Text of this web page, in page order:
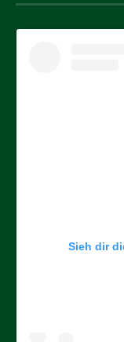
Sieh dir